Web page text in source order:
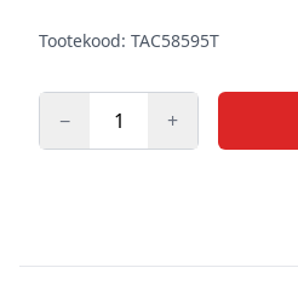
Tootekood: TAC58595T
− +